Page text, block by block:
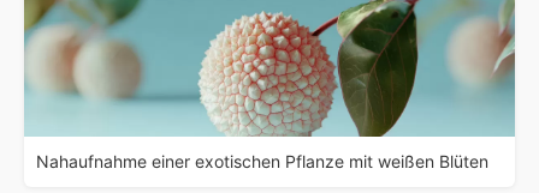
Nahaufnahme einer exotischen Pflanze mit weißen Blüten